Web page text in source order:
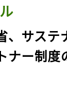
、サステ
ナー制度